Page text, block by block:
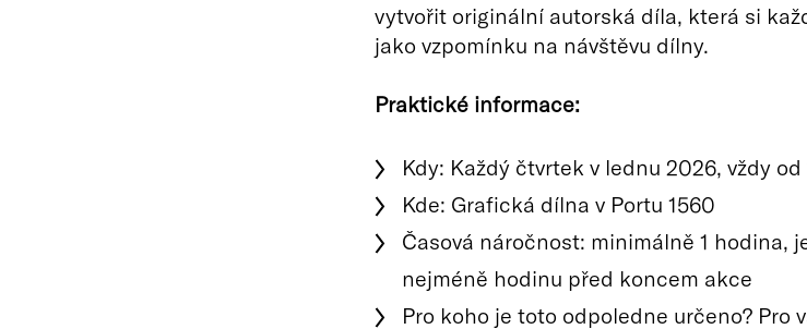
vytvořit originální autorská díla, která si
jako vzpomínku na návštěvu dílny.
Praktické informace:
Kdy: Každý čtvrtek v lednu 2026, vždy
Kde: Grafická dílna v Portu 1560
Časová náročnost: minimálně 1 hodina,
nejméně hodinu před koncem akce
Pro koho je toto odpoledne určeno? Pro